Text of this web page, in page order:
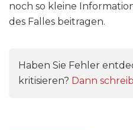
noch so kleine
des Falles beitragen.
Haben Sie Fehler
kritisieren? Dann